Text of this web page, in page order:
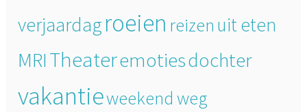
verjaardagroeien reizen uit eten
MRITheateremotiesdochter
vakantieweekend weg